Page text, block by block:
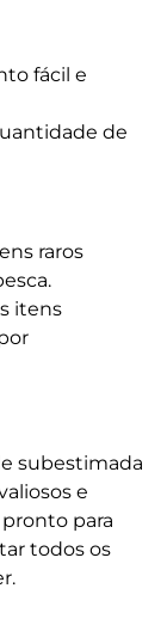
fácil e
de
raros
itens
subestimada
e
para
todos os